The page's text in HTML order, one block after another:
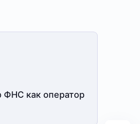
ФНС как оператор